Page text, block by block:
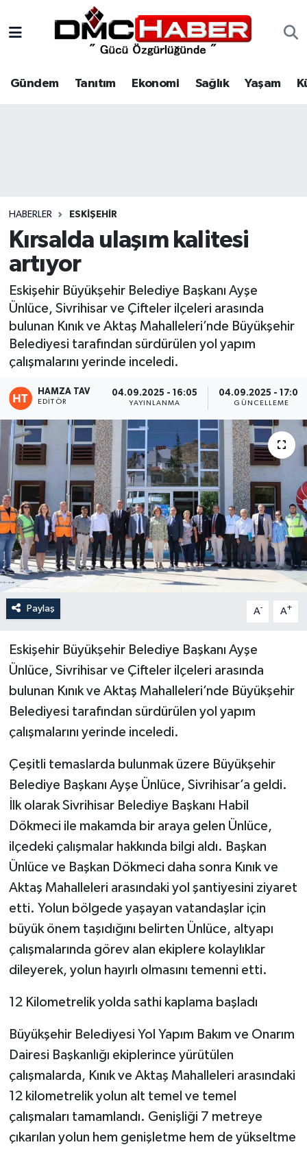
Gündem Tanıtım Ekonomi Sağlık Yaşam
HABERLER ESKIŞEHIR
Kırsalda ulaşım kalitesi
artıyor
Eskişehir Büyükşehir Belediye Başkanı Ayşe
Ünlüce, Sivrihisar ve Çifteler ilçeleri arasında
bulunan Kınık ve Aktaş Mahalleleri’nde Büyükşehir
Belediyesi tarafından sürdürülen yol yapım
çalışmalarını yerinde inceledi.
HAMZA TAV
EDITÖR
04.09.2025 - 16:05
YAYINLANMA
04.09.2025 - 17:04
GÜNCELLEME
Paylaş A- A+
Eskişehir Büyükşehir Belediye Başkanı Ayşe
Ünlüce, Sivrihisar ve Çifteler ilçeleri arasında
bulunan Kınık ve Aktaş Mahalleleri’nde Büyükşehir
Belediyesi tarafından sürdürülen yol yapım
çalışmalarını yerinde inceledi.
Çeşitli temaslarda bulunmak üzere Büyükşehir
Belediye Başkanı Ayşe Ünlüce, Sivrihisar’a geldi.
İlk olarak Sivrihisar Belediye Başkanı Habil
Dökmeci ile makamda bir araya gelen Ünlüce,
ilçedeki çalışmalar hakkında bilgi aldı. Başkan
Ünlüce ve Başkan Dökmeci daha sonra Kınık ve
Aktaş Mahalleleri arasındaki yol şantiyesini ziyaret
etti. Yolun bölgede yaşayan vatandaşlar için
büyük önem taşıdığını belirten Ünlüce, altyapı
çalışmalarında görev alan ekiplere kolaylıklar
dileyerek, yolun hayırlı olmasını temenni etti.
12 Kilometrelik yolda sathi kaplama başladı
Büyükşehir Belediyesi Yol Yapım Bakım ve Onarım
Dairesi Başkanlığı ekiplerince yürütülen
çalışmalarda, Kınık ve Aktaş Mahalleleri arasındaki
12 kilometrelik yolun alt temel ve temel
çalışmaları tamamlandı. Genişliği 7 metreye
çıkarılan yolun hem genişletme hem de yükseltme
Tanıtım
Spor
Siyaset
Eğitim
Teknoloji
Asayiş
Resmi İlan
Nöbetçi Eczaneler
Hava Durumu
Haber Arşivi